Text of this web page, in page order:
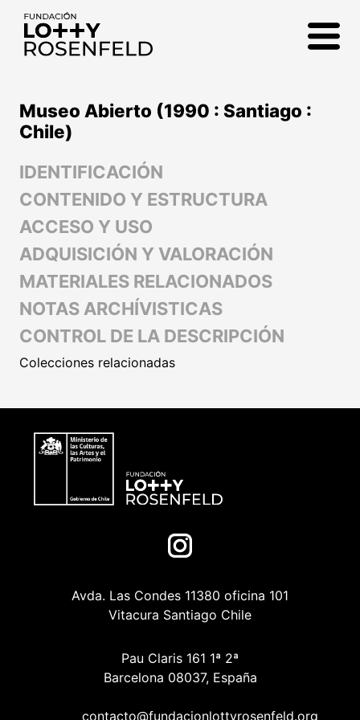
Museo Abierto (1990 : Santiago :
Chile)
IDENTIFICACIÓN
CONTENIDO Y ESTRUCTURA
ACCESO Y USO
ADQUISICIÓN Y VALORACIÓN
MATERIALES RELACIONADOS
NOTAS ARCHÍVISTICAS
CONTROL DE LA DESCRIPCIÓN
Colecciones relacionadas
Avda. Las Condes 11380 oficina 101
Vitacura Santiago Chile
Pau Claris 161 1ª 2ª
Barcelona 08037, España
contacto@fundacionlottyrosenfeld.org